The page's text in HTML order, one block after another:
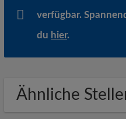
verfügbar.
du hier.
Ähnliche